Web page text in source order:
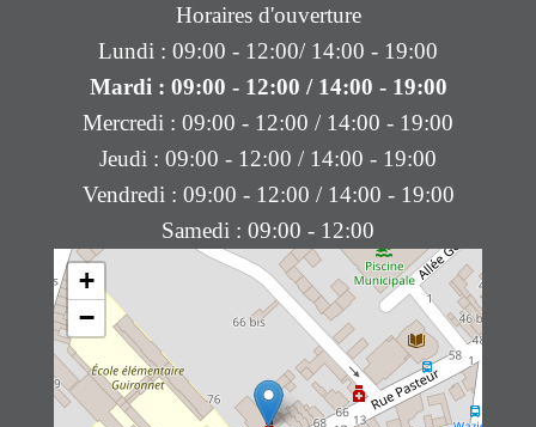
+
−
Horaires d'ouverture
Lundi : 09:00 - 12:00/ 14:00 - 19:00
Mardi : 09:00 - 12:00 / 14:00 - 19:00
Mercredi : 09:00 - 12:00 / 14:00 - 19:00
Jeudi : 09:00 - 12:00 / 14:00 - 19:00
Vendredi : 09:00 - 12:00 / 14:00 - 19:00
Samedi : 09:00 - 12:00